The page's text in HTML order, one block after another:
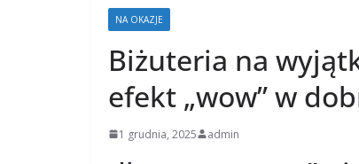
NA OKAZJE
Biżuteria na
efekt „wow” w
1 grudnia, 2025 admin